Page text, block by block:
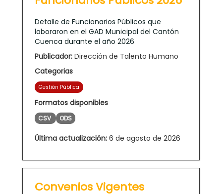
Detalle de Funcionarios Públicos que
laboraron en el GAD Municipal del Cantón
Cuenca durante el año 2026
Publicador: Dirección de Talento Humano
Categorias
Gestión Pública
Formatos disponibles
CSV ODS
Última actualización: 6 de agosto de 2026
Convenios Vigentes